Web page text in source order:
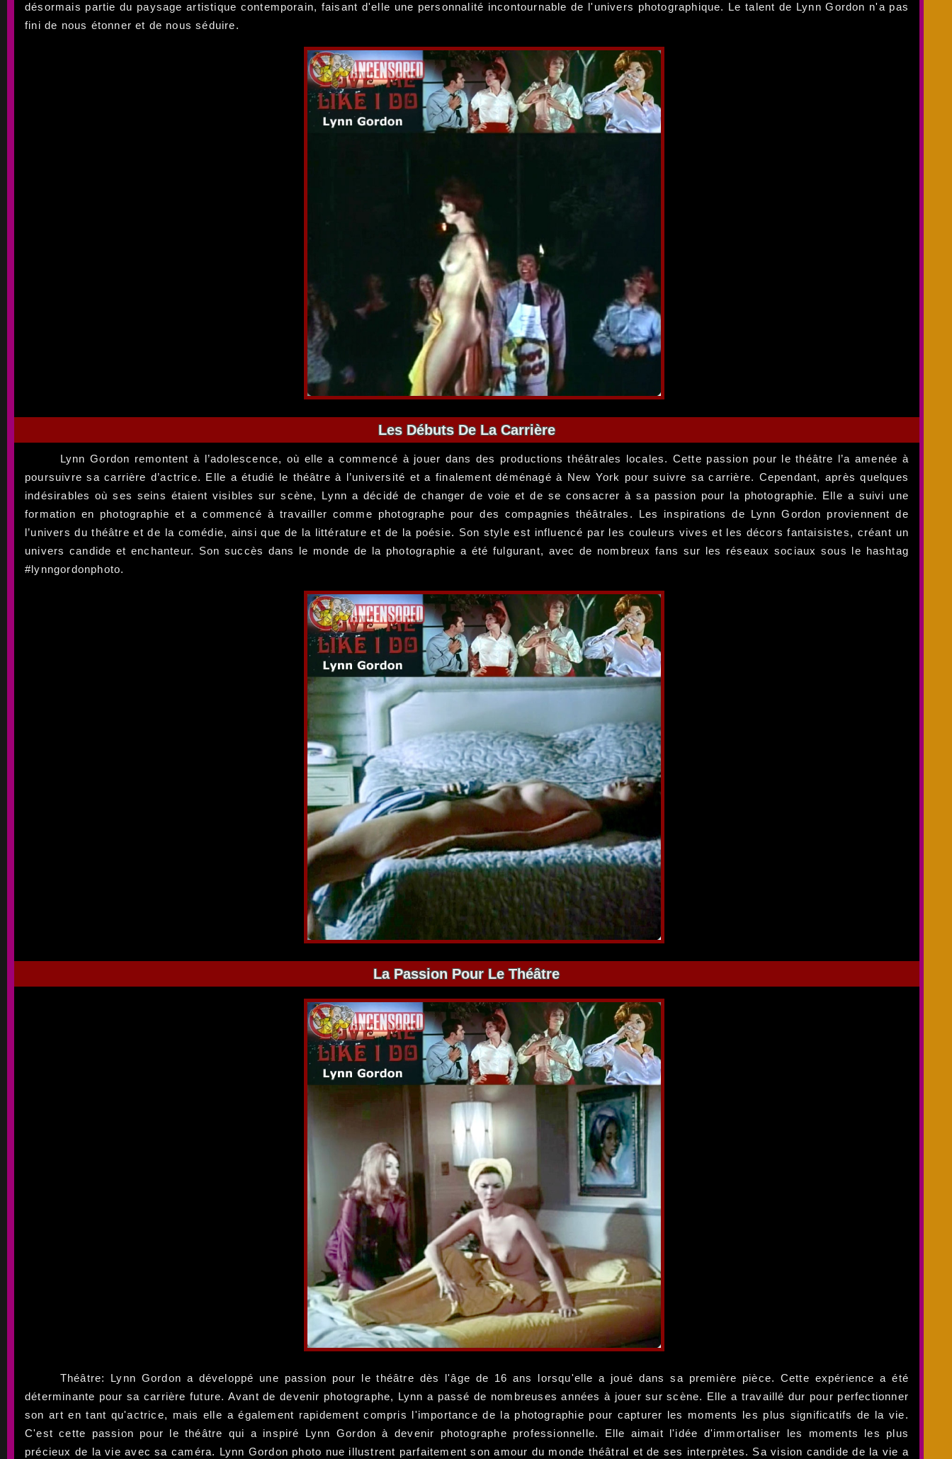
désormais partie du paysage artistique contemporain, faisant d'elle une personnalité incontournable de l'univers photographique. Le talent de Lynn Gordon n'a pas
fini de nous étonner et de nous séduire.
Les Débuts De La Carrière
Lynn Gordon remontent à l’adolescence, où elle a commencé à jouer dans des productions théâtrales locales. Cette passion pour le théâtre l’a amenée à
poursuivre sa carrière d’actrice. Elle a étudié le théâtre à l’université et a finalement déménagé à New York pour suivre sa carrière. Cependant, après quelques
indésirables où ses seins étaient visibles sur scène, Lynn a décidé de changer de voie et de se consacrer à sa passion pour la photographie. Elle a suivi une
formation en photographie et a commencé à travailler comme photographe pour des compagnies théâtrales. Les inspirations de Lynn Gordon proviennent de
l’univers du théâtre et de la comédie, ainsi que de la littérature et de la poésie. Son style est influencé par les couleurs vives et les décors fantaisistes, créant un
univers candide et enchanteur. Son succès dans le monde de la photographie a été fulgurant, avec de nombreux fans sur les réseaux sociaux sous le hashtag
#lynngordonphoto.
La Passion Pour Le Théâtre
Théâtre: Lynn Gordon a développé une passion pour le théâtre dès l'âge de 16 ans lorsqu'elle a joué dans sa première pièce. Cette expérience a été
déterminante pour sa carrière future. Avant de devenir photographe, Lynn a passé de nombreuses années à jouer sur scène. Elle a travaillé dur pour perfectionner
son art en tant qu'actrice, mais elle a également rapidement compris l'importance de la photographie pour capturer les moments les plus significatifs de la vie.
C'est cette passion pour le théâtre qui a inspiré Lynn Gordon à devenir photographe professionnelle. Elle aimait l'idée d'immortaliser les moments les plus
précieux de la vie avec sa caméra. Lynn Gordon photo nue illustrent parfaitement son amour du monde théâtral et de ses interprètes. Sa vision candide de la vie a